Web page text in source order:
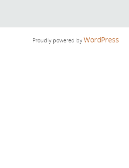
Proudly powered byWordPress